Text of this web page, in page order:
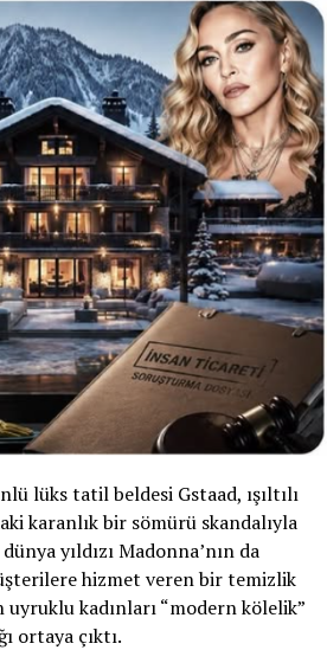
lüks tatil beldesi Gstaad, ışıltılı
karanlık bir sömürü skandalıyla
yıldızı Madonna’nın da
hizmet veren bir temizlik
uyruklu kadınları “modern kölelik”
ortaya çıktı.